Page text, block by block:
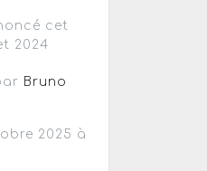
cet
2024
Bruno
2025 à